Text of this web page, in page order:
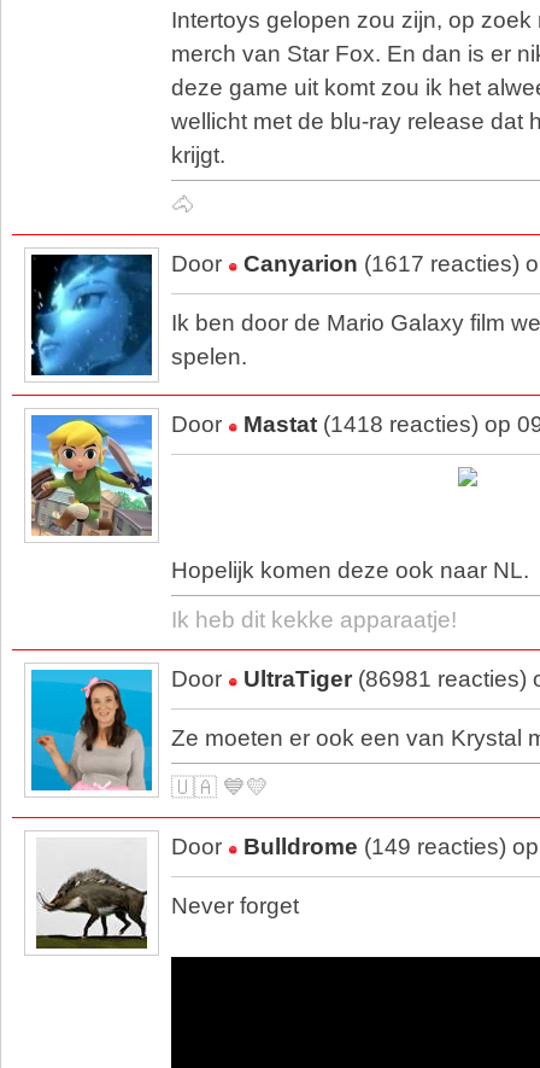
Intertoys gelopen zou zijn, op zoek
merch van Star Fox. En dan is er
deze game uit komt zou ik het
wellicht met de blu-ray release dat
krijgt.
🐴
Door Canyarion (1617 reacties)
Ik ben door de Mario Galaxy film
spelen.
Door Mastat (1418 reacties) op
Hopelijk komen deze ook naar NL.
Ik heb dit kekke apparaatje!
Door UltraTiger (86981 reacties)
Ze moeten er ook een van Krystal
🇺🇦 💙💛
Door Bulldrome (149 reacties)
Never forget